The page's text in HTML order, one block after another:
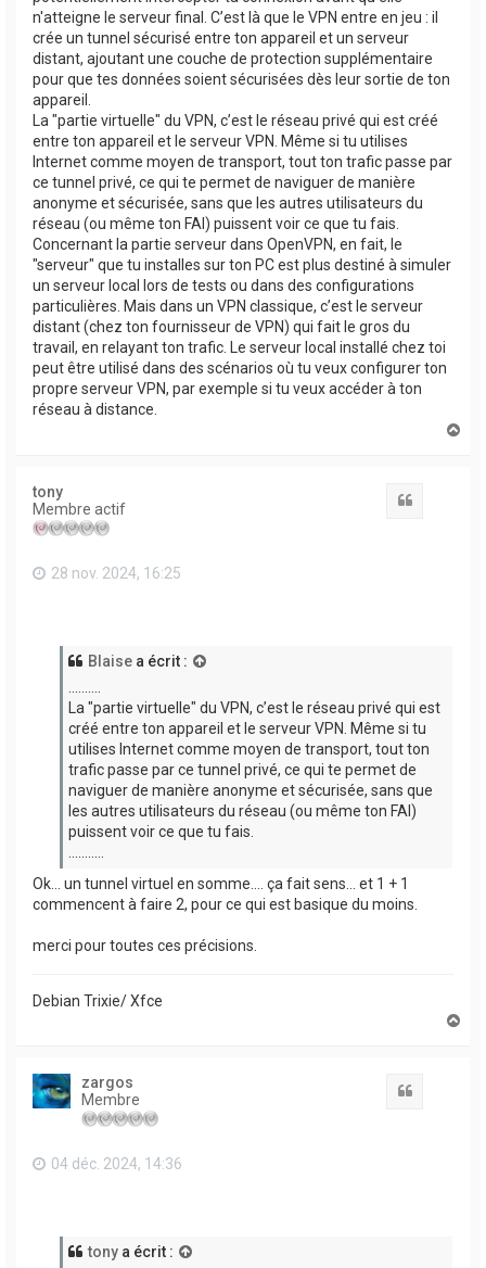
n'atteigne le serveur final. C’est là que le VPN entre en jeu : il
crée un tunnel sécurisé entre ton appareil et un serveur
distant, ajoutant une couche de protection supplémentaire
pour que tes données soient sécurisées dès leur sortie de ton
appareil.
La "partie virtuelle" du VPN, c’est le réseau privé qui est créé
entre ton appareil et le serveur VPN. Même si tu utilises
Internet comme moyen de transport, tout ton trafic passe par
ce tunnel privé, ce qui te permet de naviguer de manière
anonyme et sécurisée, sans que les autres utilisateurs du
réseau (ou même ton FAI) puissent voir ce que tu fais.
Concernant la partie serveur dans OpenVPN, en fait, le
"serveur" que tu installes sur ton PC est plus destiné à simuler
un serveur local lors de tests ou dans des configurations
particulières. Mais dans un VPN classique, c’est le serveur
distant (chez ton fournisseur de VPN) qui fait le gros du
travail, en relayant ton trafic. Le serveur local installé chez toi
peut être utilisé dans des scénarios où tu veux configurer ton
propre serveur VPN, par exemple si tu veux accéder à ton
réseau à distance.
tony
Membre actif
28 nov. 2024, 16:25
Blaise a écrit :
La "partie virtuelle" du VPN, c’est le réseau privé qui est
créé entre ton appareil et le serveur VPN. Même si tu
utilises Internet comme moyen de transport, tout ton
trafic passe par ce tunnel privé, ce qui te permet de
naviguer de manière anonyme et sécurisée, sans que
les autres utilisateurs du réseau (ou même ton FAI)
puissent voir ce que tu fais.
Ok... un tunnel virtuel en somme.... ça fait sens... et 1 + 1
commencent à faire 2, pour ce qui est basique du moins.
merci pour toutes ces précisions.
Debian Trixie/ Xfce
zargos
Membre
04 déc. 2024, 14:36
tony a écrit :